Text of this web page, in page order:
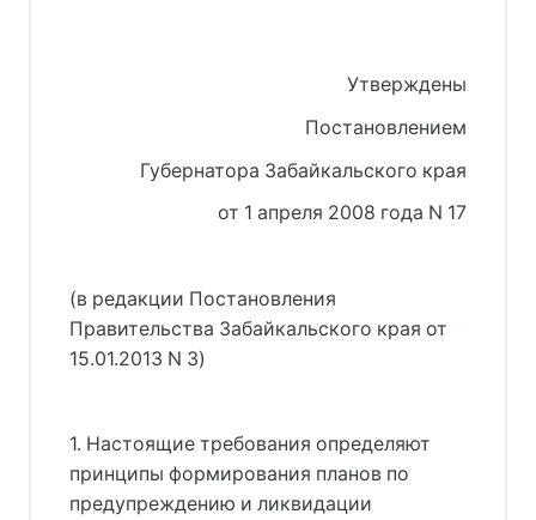
Утверждены
Постановлением
Губернатора Забайкальского края
от 1 апреля 2008 года N 17
(в редакции Постановления
Правительства Забайкальского края от
15.01.2013 N 3)
1. Настоящие требования определяют
принципы формирования планов по
предупреждению и ликвидации